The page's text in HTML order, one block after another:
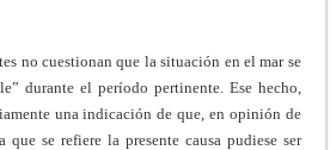
no cuestionan que la situación en el mar se
durante el período pertinente. Ese hecho,
una indicación de que, en opinión de
que se refiere la presente causa pudiese ser